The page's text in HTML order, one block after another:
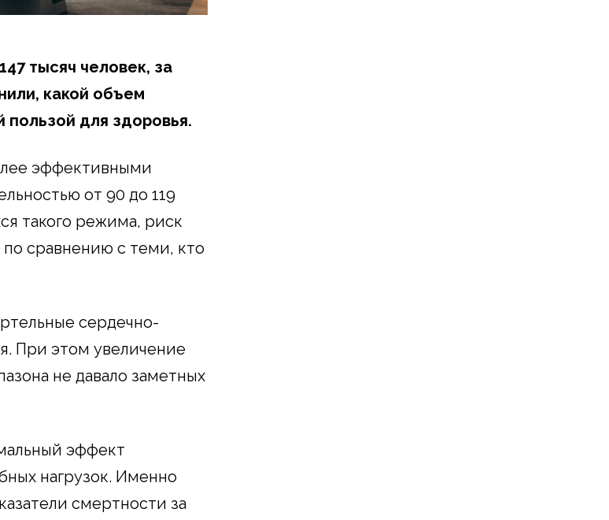
тысяч человек, за
какой объем
пользой для здоровья.
эффективными
от 90 до 119
такого режима, риск
сравнению с теми, кто
сердечно-
При этом увеличение
не давало заметных
эффект
нагрузок. Именно
смертности за